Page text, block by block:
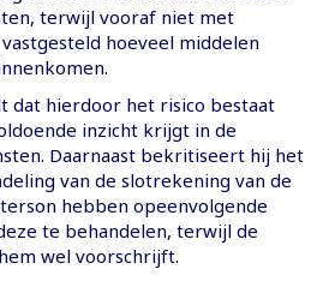
terwijl vooraf niet met
hoeveel middelen
dat hierdoor het risico bestaat
inzicht krijgt in de
Daarnaast bekritiseert hij het
van de slotrekening van de
hebben opeenvolgende
te behandelen, terwijl de
wel voorschrijft.